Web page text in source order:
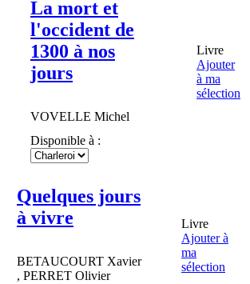
La mort et
l'occident de
1300 à nos
jours
Livre
Ajouter
à ma
sélection
VOVELLE Michel
Disponible à :
Quelques jours
à vivre
Livre
Ajouter à
ma
sélection
BETAUCOURT Xavier
, PERRET Olivier